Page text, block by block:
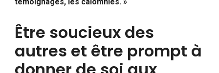
Être soucieux des
autres et être prompt à